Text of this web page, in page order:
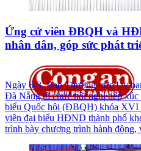
Ứng cử viên ĐBQH và
nhân dân, góp sức phát
Ngày 6-3, Ban Thường trực Ủy
Đà Nẵng tổ chức hội nghị tiếp
biểu Quốc hội (ĐBQH) khóa XVI
viên đại biểu HĐND thành phố
trình bày chương trình hành động,